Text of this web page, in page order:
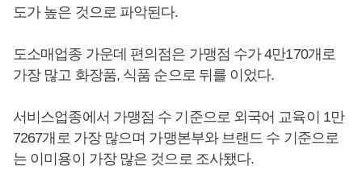
도가 높은 것으로 파악된다.
도소매업종 가운데 편의점은 가맹점 수가 4만170개로
가장 많고 화장품, 식품 순으로 뒤를 이었다.
서비스업종에서 가맹점 수 기준으로 외국어 교육이 1만
7267개로 가장 많으며 가맹본부와 브랜드 수 기준으로
는 이미용이 가장 많은 것으로 조사됐다.